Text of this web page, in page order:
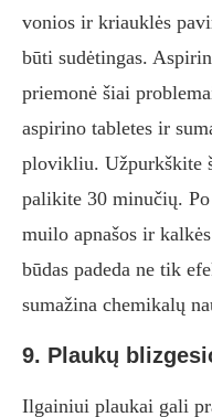
vonios ir kriauklės
būti sudėtingas.
priemonė šiai
aspirino tabletes ir
plovikliu. Užpurkškite
palikite 30 minučių.
muilo apnašos ir
būdas padeda ne tik
sumažina chemikalų
9. Plaukų
Ilgainiui plaukai gali